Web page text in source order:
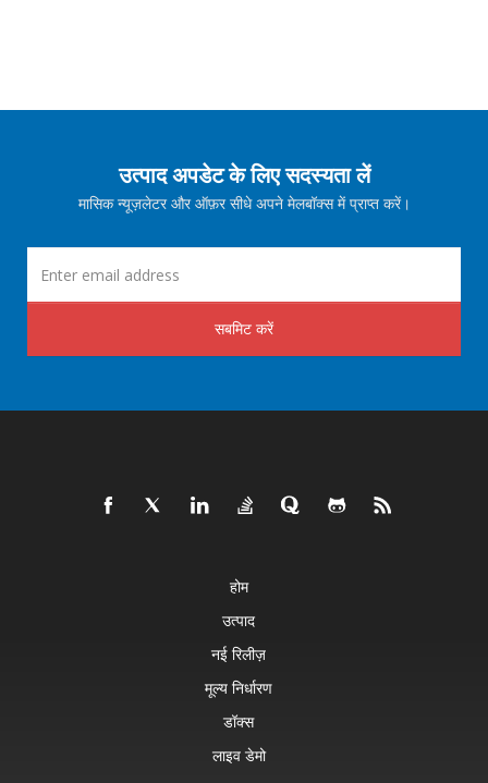
उत्पाद अपडेट के लिए सदस्यता लें
मासिक न्यूज़लेटर और ऑफ़र सीधे अपने मेलबॉक्स में प्राप्त करें।
सबमिट करें
होम
उत्पाद
नई रिलीज़
मूल्य निर्धारण
डॉक्स
लाइव डेमो